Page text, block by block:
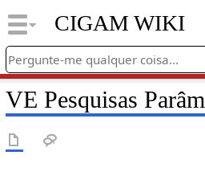
CIGAM WIKI
VE Pesquisas